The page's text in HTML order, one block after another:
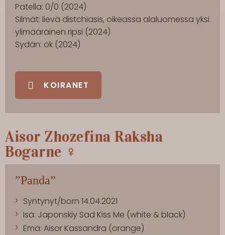
Patella: 0/0 (2024)
Silmät: lievä distchiasis, oikeassa alaluomessa yksi
ylimääräinen ripsi (2024)
Sydän: ok (2024)
KOIRANET
Aisor Zhozefina Raksha
Bogarne ♀
”Panda”
Syntynyt/born 14.04.2021
Isä: Japonskiy Sad Kiss Me (white & black)
Emä: Aisor Kassandra (orange)